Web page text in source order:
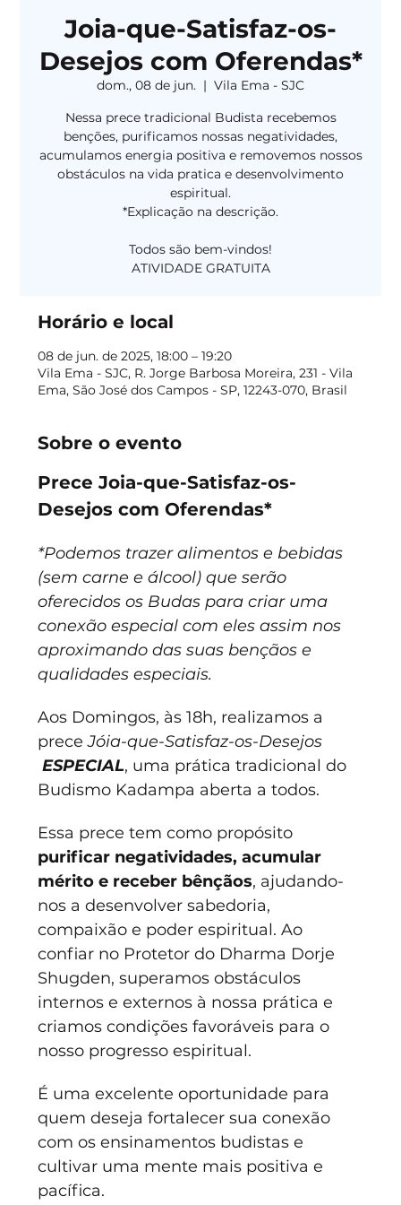
Joia-que-Satisfaz-os-
Desejos com Oferendas*
dom., 08 de jun.
  |
Vila Ema - SJC
Nessa prece tradicional Budista recebemos
benções, purificamos nossas negatividades,
acumulamos energia positiva e removemos nossos
obstáculos na vida pratica e desenvolvimento
espiritual.
*Explicação na descrição.
Todos são bem-vindos!
ATIVIDADE GRATUITA
Horário e local
08 de jun. de 2025, 18:00 – 19:20
Vila Ema - SJC, R. Jorge Barbosa Moreira, 231 - Vila
Ema, São José dos Campos - SP, 12243-070, Brasil
Sobre o evento
Prece Joia-que-Satisfaz-os-
Desejos com Oferendas*
*Podemos trazer alimentos e bebidas
(sem carne e álcool) que serão
oferecidos os Budas para criar uma
conexão especial com eles assim nos
aproximando das suas bençãos e
qualidades especiais.
Aos Domingos, às 18h, realizamos a
prece Jóia-que-Satisfaz-os-Desejos
ESPECIAL, uma prática tradicional do
Budismo Kadampa aberta a todos.
Essa prece tem como propósito
purificar negatividades, acumular
mérito e receber bênçãos, ajudando-
nos a desenvolver sabedoria,
compaixão e poder espiritual. Ao
confiar no Protetor do Dharma Dorje
Shugden, superamos obstáculos
internos e externos à nossa prática e
criamos condições favoráveis para o
nosso progresso espiritual.
É uma excelente oportunidade para
quem deseja fortalecer sua conexão
com os ensinamentos budistas e
cultivar uma mente mais positiva e
pacífica.